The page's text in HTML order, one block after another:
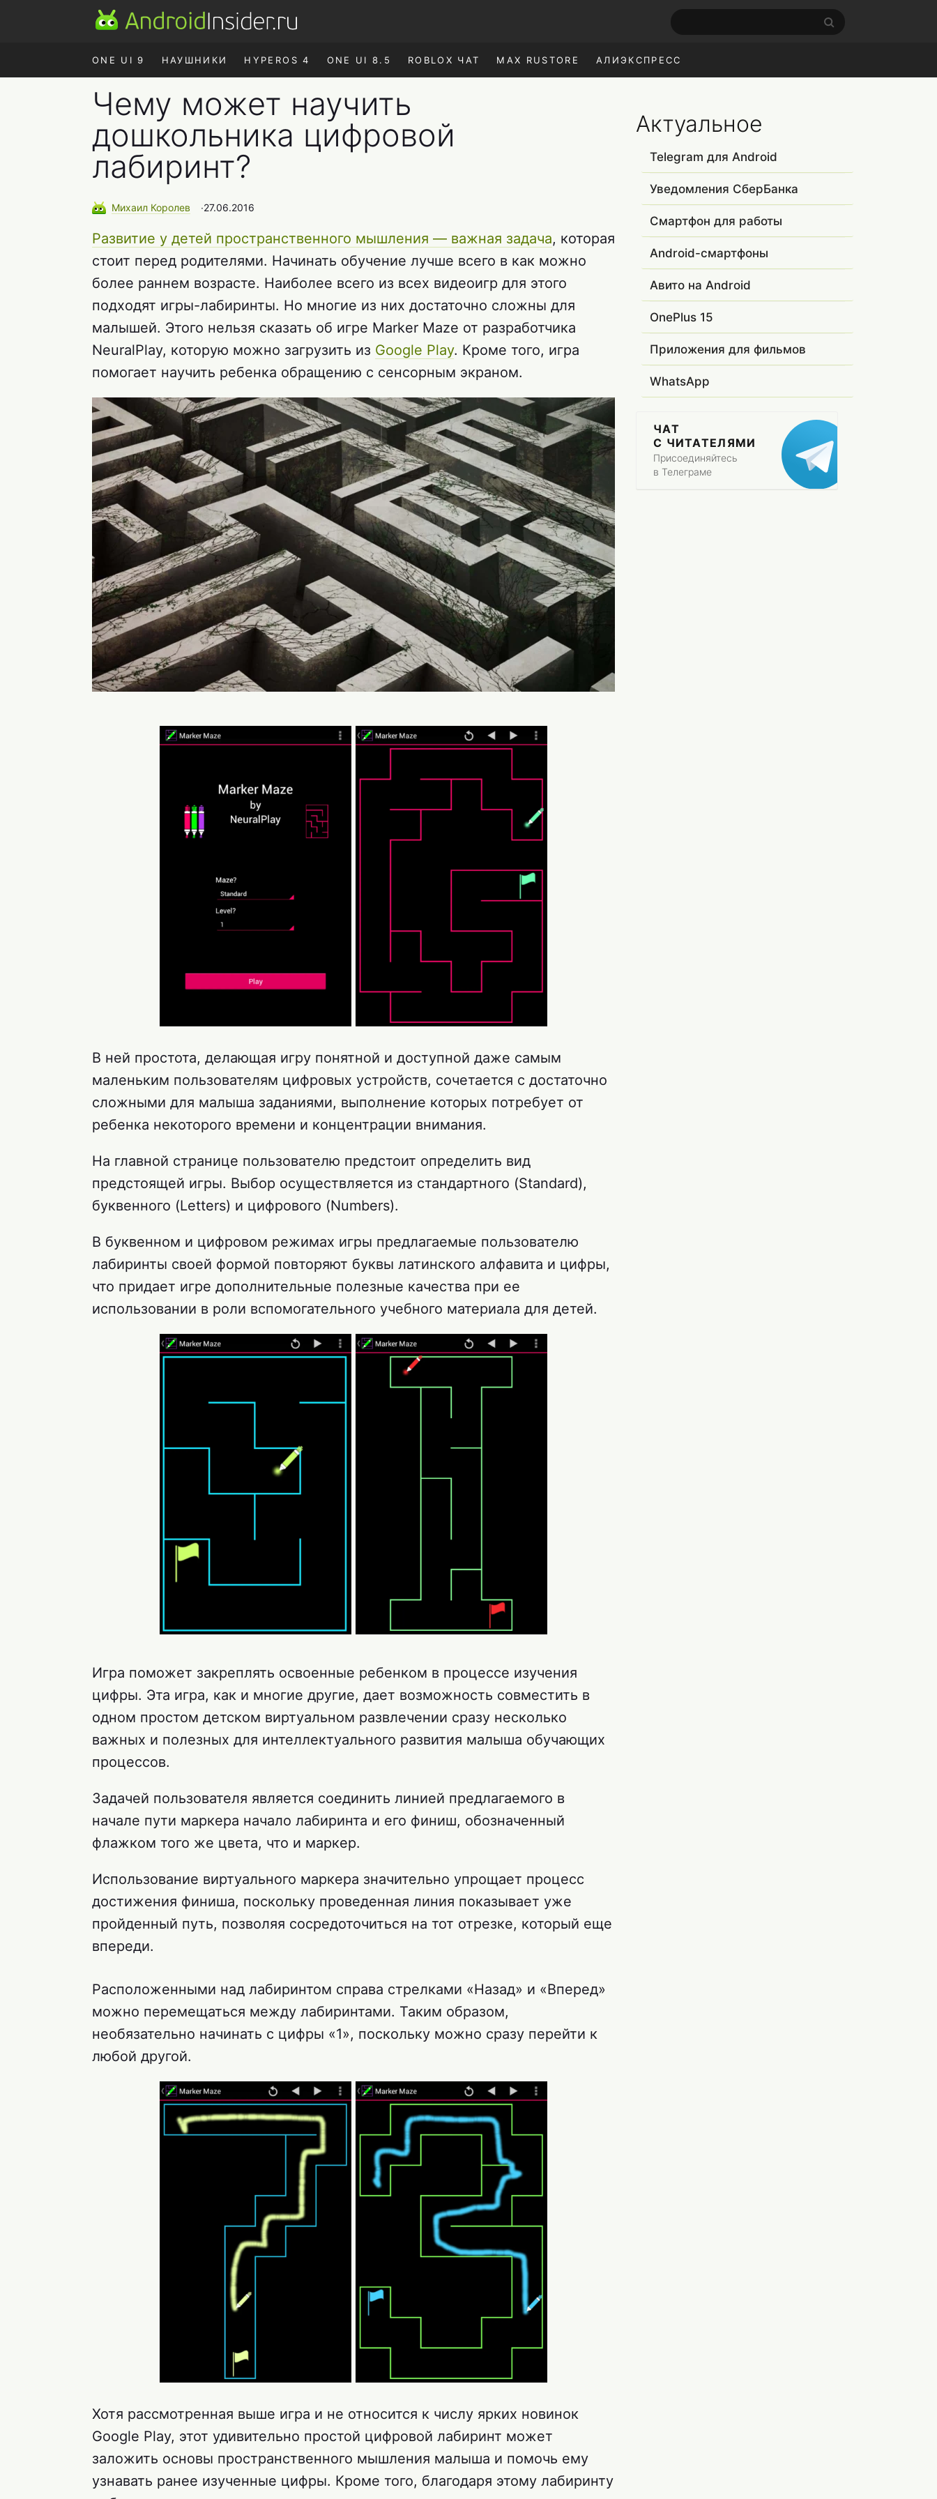
ONE UI 9 НАУШНИКИ HYPEROS 4 ONE UI 8.5 ROBLOX ЧАТ MAX RUSTORE АЛИЭКСПРЕСС
Чему может научить
дошкольника цифровой
лабиринт?
Михаил Королев ∙27.06.2016
Развитие у детей пространственного мышления — важная задача, которая
стоит перед родителями. Начинать обучение лучше всего в как можно
более раннем возрасте. Наиболее всего из всех видеоигр для этого
подходят игры-лабиринты. Но многие из них достаточно сложны для
малышей. Этого нельзя сказать об игре Marker Maze от разработчика
NeuralPlay, которую можно загрузить из Google Play. Кроме того, игра
помогает научить ребенка обращению с сенсорным экраном.
В ней простота, делающая игру понятной и доступной даже самым
маленьким пользователям цифровых устройств, сочетается с достаточно
сложными для малыша заданиями, выполнение которых потребует от
ребенка некоторого времени и концентрации внимания.
На главной странице пользователю предстоит определить вид
предстоящей игры. Выбор осуществляется из стандартного (Standard),
буквенного (Letters) и цифрового (Numbers).
В буквенном и цифровом режимах игры предлагаемые пользователю
лабиринты своей формой повторяют буквы латинского алфавита и цифры,
что придает игре дополнительные полезные качества при ее
использовании в роли вспомогательного учебного материала для детей.
Игра поможет закреплять освоенные ребенком в процессе изучения
цифры. Эта игра, как и многие другие, дает возможность совместить в
одном простом детском виртуальном развлечении сразу несколько
важных и полезных для интеллектуального развития малыша обучающих
процессов.
Задачей пользователя является соединить линией предлагаемого в
начале пути маркера начало лабиринта и его финиш, обозначенный
флажком того же цвета, что и маркер.
Использование виртуального маркера значительно упрощает процесс
достижения финиша, поскольку проведенная линия показывает уже
пройденный путь, позволяя сосредоточиться на тот отрезке, который еще
впереди.
Расположенными над лабиринтом справа стрелками «Назад» и «Вперед»
можно перемещаться между лабиринтами. Таким образом,
необязательно начинать с цифры «1», поскольку можно сразу перейти к
любой другой.
Хотя рассмотренная выше игра и не относится к числу ярких новинок
Google Play, этот удивительно простой цифровой лабиринт может
заложить основы пространственного мышления малыша и помочь ему
узнавать ранее изученные цифры. Кроме того, благодаря этому лабиринту
Актуальное
Telegram для Android
Уведомления СберБанка
Смартфон для работы
Android-смартфоны
Авито на Android
OnePlus 15
Приложения для фильмов
WhatsApp
ЧАТ
С ЧИТАТЕЛЯМИ
Присоединяйтесь
в Телеграме